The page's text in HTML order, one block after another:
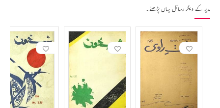
مدیر کے دیگر رسائل یہاں پڑھئے۔